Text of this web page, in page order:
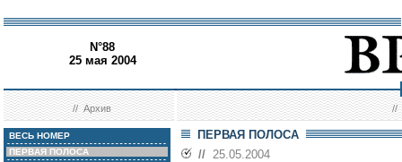
N°88
25 мая 2004
//Архив //
ВЕСЬ НОМЕР
ПЕРВАЯ ПОЛОСА
ПЕРВАЯ ПОЛОСА
// 25.05.2004